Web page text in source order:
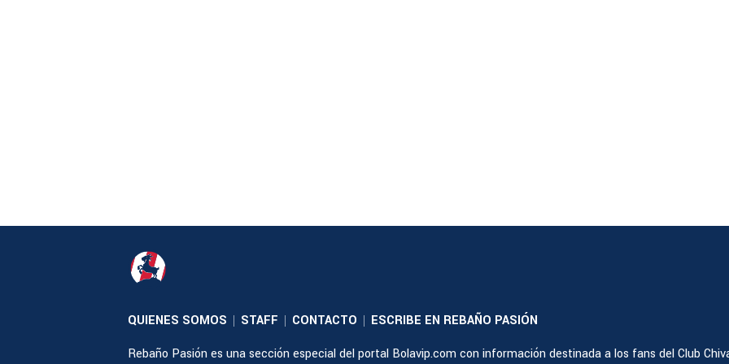
QUIENES SOMOS | STAFF | CONTACTO | ESCRIBE EN REBAÑO PASIÓN
Rebaño Pasión es una sección especial del portal Bolavip.com con información destinada a los fans del Club